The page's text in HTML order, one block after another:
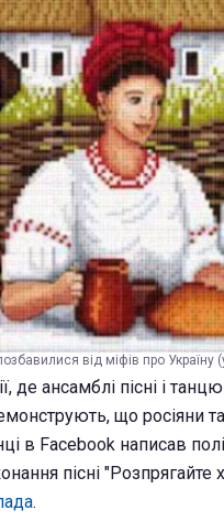
від міфів про Україну
ансамблі пісні і
що росіяни
в Facebook написав
пісні
.